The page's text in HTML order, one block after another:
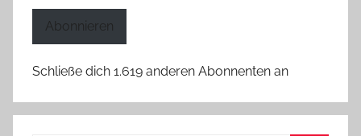
Abonnieren
Schließe dich 1.619 anderen Abonnenten an